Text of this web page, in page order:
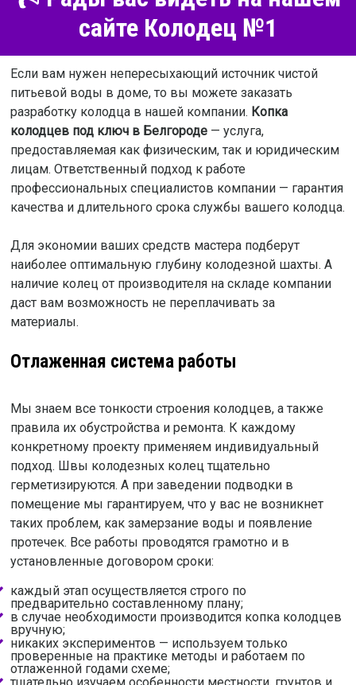
сайте Колодец №1
Если вам нужен непересыхающий источник чистой
питьевой воды в доме, то вы можете заказать
разработку колодца в нашей компании. Копка
колодцев под ключ в Белгороде— услуга,
предоставляемая как физическим, так и юридическим
лицам. Ответственный подход к работе
профессиональных специалистов компании — гарантия
качества и длительного срока службы вашего колодца.
Для экономии ваших средств мастера подберут
наиболее оптимальную глубину колодезной шахты. А
наличие колец от производителя на складе компании
даст вам возможность не переплачивать за
материалы.
Отлаженная система работы
Мы знаем все тонкости строения колодцев, а также
правила их обустройства и ремонта. К каждому
конкретному проекту применяем индивидуальный
подход. Швы колодезных колец тщательно
герметизируются. А при заведении подводки в
помещение мы гарантируем, что у вас не возникнет
таких проблем, как замерзание воды и появление
протечек. Все работы проводятся грамотно и в
установленные договором сроки:
каждый этап осуществляется строго по
предварительно составленному плану;
в случае необходимости производится копка колодцев
вручную;
никаких экспериментов — используем только
проверенные на практике методы и работаем по
отлаженной годами схеме;